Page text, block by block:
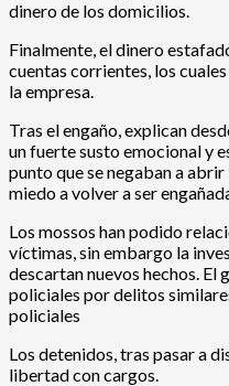
dinero de los domicilios.
Finalmente, el dinero
cuentas corrientes, los
la empresa.
Tras el engaño, explican
un fuerte susto emocional y
punto que se negaban a
miedo a volver a ser
Los mossos han podido
víctimas, sin embargo la
descartan nuevos hechos. El
policiales por delitos
policiales
Los detenidos, tras pasar a
libertad con cargos.